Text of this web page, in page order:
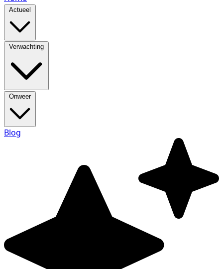
Actueel
Verwachting
Onweer
Blog